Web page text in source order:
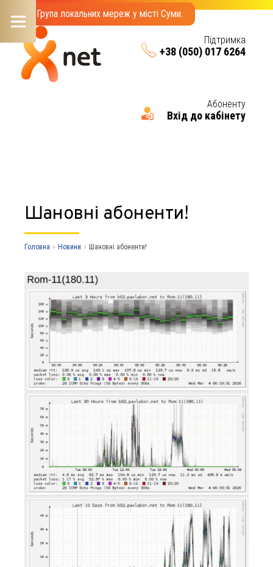
Група локальних мереж у місті Суми.
Підтримка
+38 (050) 017 6264
Абоненту
Вхід до кабінету
Menu
Шановні абоненти!
Головна › Новини › Шановні абоненти!